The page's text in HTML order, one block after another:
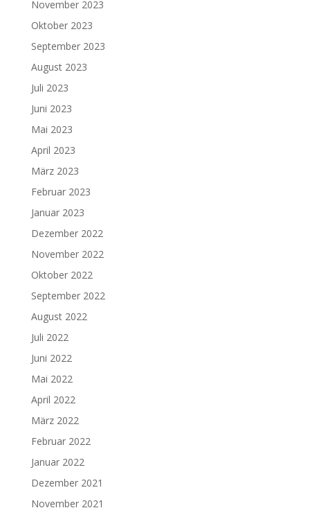
November 2023
Oktober 2023
September 2023
August 2023
Juli 2023
Juni 2023
Mai 2023
April 2023
März 2023
Februar 2023
Januar 2023
Dezember 2022
November 2022
Oktober 2022
September 2022
August 2022
Juli 2022
Juni 2022
Mai 2022
April 2022
März 2022
Februar 2022
Januar 2022
Dezember 2021
November 2021